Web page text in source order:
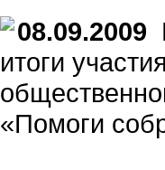
08.09.2009
итоги
«Помоги